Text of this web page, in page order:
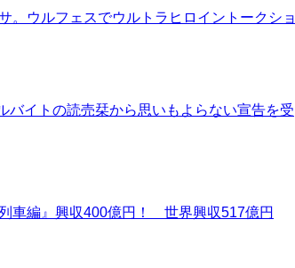
。ウルフェスでウルトラヒロイントークショ
バイトの読売栞から思いもよらない宣告を受
車編』興収400億円！ 世界興収517億円